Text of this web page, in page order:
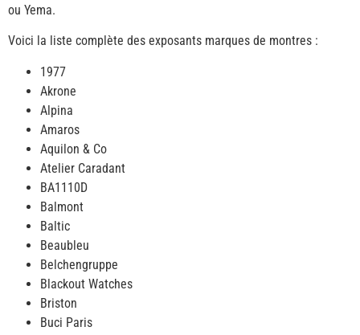
ou Yema.
Voici la liste complète des exposants marques de montres :
1977
Akrone
Alpina
Amaros
Aquilon & Co
Atelier Caradant
BA1110D
Balmont
Baltic
Beaubleu
Belchengruppe
Blackout Watches
Briston
Buci Paris